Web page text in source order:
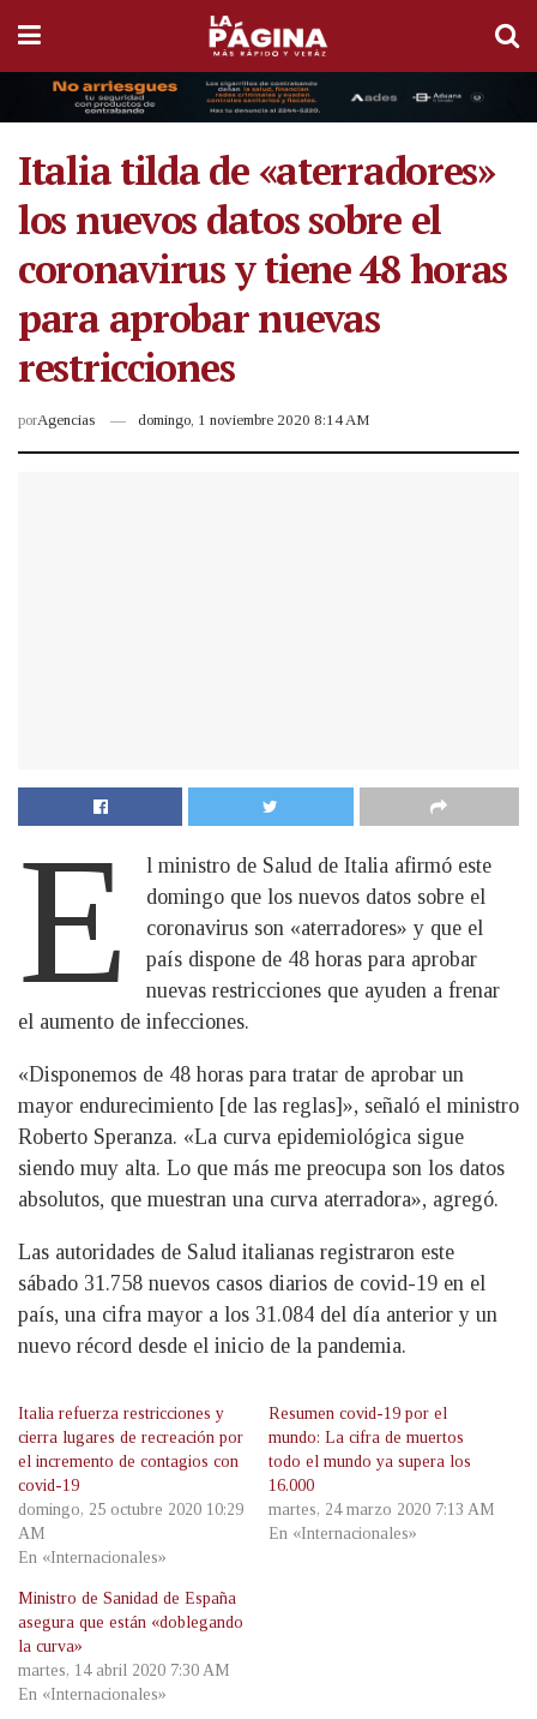
Italia tilda de «aterradores»
los nuevos datos sobre el
coronavirus y tiene 48 horas
para aprobar nuevas
restricciones
porAgencias domingo, 1 noviembre 2020 8:14 AM
E
l ministro de Salud de Italia afirmó este
domingo que los nuevos datos sobre el
coronavirus son «aterradores» y que el
país dispone de 48 horas para aprobar
nuevas restricciones que ayuden a frenar
el aumento de infecciones.
«Disponemos de 48 horas para tratar de aprobar un
mayor endurecimiento [de las reglas]», señaló el ministro
Roberto Speranza. «La curva epidemiológica sigue
siendo muy alta. Lo que más me preocupa son los datos
absolutos, que muestran una curva aterradora», agregó.
Las autoridades de Salud italianas registraron este
sábado 31.758 nuevos casos diarios de covid-19 en el
país, una cifra mayor a los 31.084 del día anterior y un
nuevo récord desde el inicio de la pandemia.
Italia refuerza restricciones y
cierra lugares de recreación por
el incremento de contagios con
covid-19
domingo, 25 octubre 2020 10:29
AM
En «Internacionales»
Resumen covid-19 por el
mundo: La cifra de muertos
todo el mundo ya supera los
16.000
martes, 24 marzo 2020 7:13 AM
En «Internacionales»
Ministro de Sanidad de España
asegura que están «doblegando
la curva»
martes, 14 abril 2020 7:30 AM
En «Internacionales»